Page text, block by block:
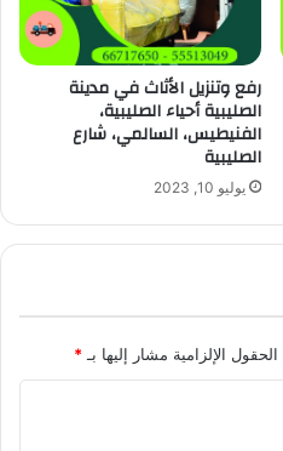
رفع وتنزيل الأثاث في مدينة
الصليبية أحياء الصليبية،
الفنيطيس، السالمي، شارع
الصليبية
يوليو 10, 2023
الحقول الإلزامية مشار إليها بـ *